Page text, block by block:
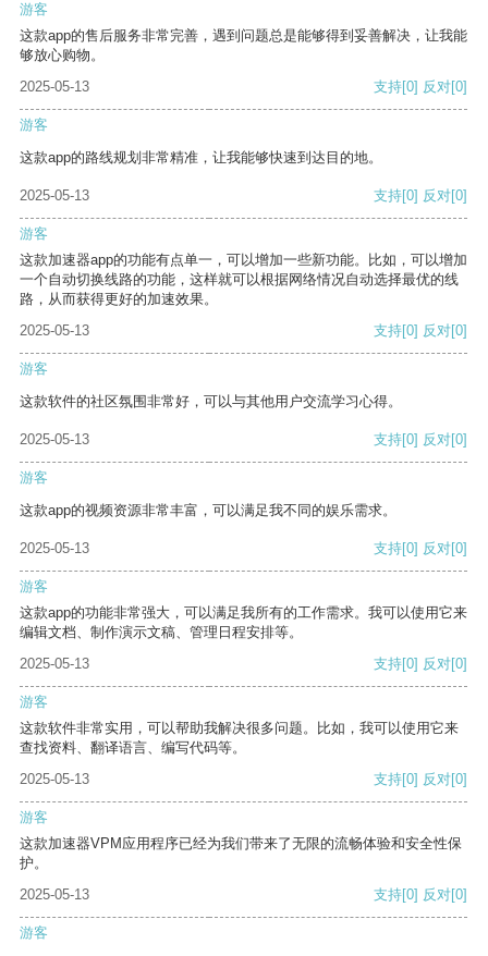
游客
这款app的售后服务非常完善，遇到问题总是能够得到妥善解决，让我能
够放心购物。
2025-05-13
支持[0] 反对[0]
游客
这款app的路线规划非常精准，让我能够快速到达目的地。
2025-05-13 支持[0] 反对[0]
游客
这款加速器app的功能有点单一，可以增加一些新功能。比如，可以增加
一个自动切换线路的功能，这样就可以根据网络情况自动选择最优的线
路，从而获得更好的加速效果。
2025-05-13
支持[0] 反对[0]
游客
这款软件的社区氛围非常好，可以与其他用户交流学习心得。
2025-05-13 支持[0] 反对[0]
游客
这款app的视频资源非常丰富，可以满足我不同的娱乐需求。
2025-05-13 支持[0] 反对[0]
游客
这款app的功能非常强大，可以满足我所有的工作需求。我可以使用它来
编辑文档、制作演示文稿、管理日程安排等。
2025-05-13
支持[0] 反对[0]
游客
这款软件非常实用，可以帮助我解决很多问题。比如，我可以使用它来
查找资料、翻译语言、编写代码等。
2025-05-13
支持[0] 反对[0]
游客
这款加速器VPM应用程序已经为我们带来了无限的流畅体验和安全性保
护。
2025-05-13
支持[0] 反对[0]
游客